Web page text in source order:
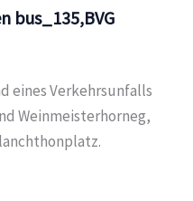
bus_135,BVG
eines Verkehrsunfalls
Weinmeisterhorneg,